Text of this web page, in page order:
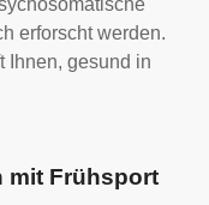
erforscht werden.
Ihnen, gesund in
mit Frühsport